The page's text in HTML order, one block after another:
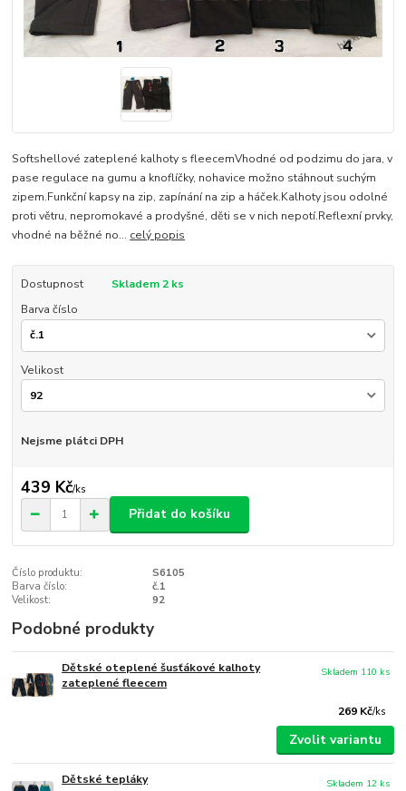
Softshellové zateplené kalhoty s fleecemVhodné od podzimu do jara, v
pase regulace na gumu a knoflíčky, nohavice možno stáhnout suchým
zipem.Funkční kapsy na zip, zapínání na zip a háček.Kalhoty jsou odolné
proti větru, nepromokavé a prodyšné, děti se v nich nepotí.Reflexní prvky,
vhodné na běžné no... celý popis
Dostupnost
Skladem 2 ks
Barva číslo
Velikost
Nejsme plátci DPH
439 Kč/ks
Přidat do košíku
Číslo produktu:
S6105
Barva číslo:
č.1
Velikost:
92
Podobné produkty
Dětské oteplené šusťákové kalhoty
zateplené fleecem
269 Kč/ks
Skladem 110 ks
Zvolit variantu
Dětské tepláky
Skladem 12 ks